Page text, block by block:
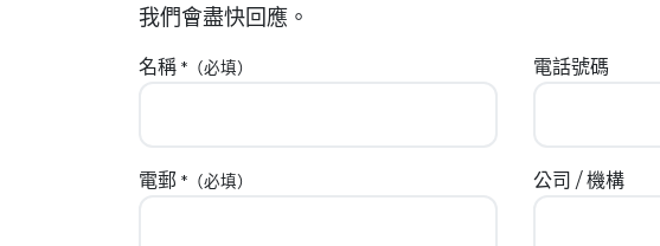
我們會盡快回應。
名稱 *（必填） 電話號碼
電郵 *（必填） 公司 / 機構